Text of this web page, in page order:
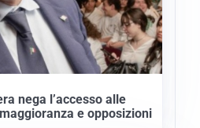
nega l’accesso alle
e opposizioni